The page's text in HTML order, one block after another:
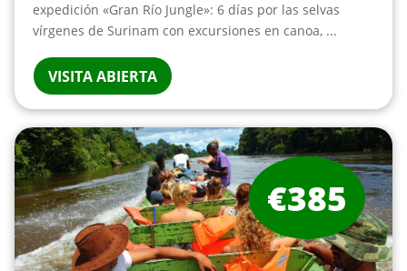
expedición «Gran Río Jungle»: 6 días por las selvas
vírgenes de Surinam con excursiones en canoa, ...
VISITA ABIERTA
€385